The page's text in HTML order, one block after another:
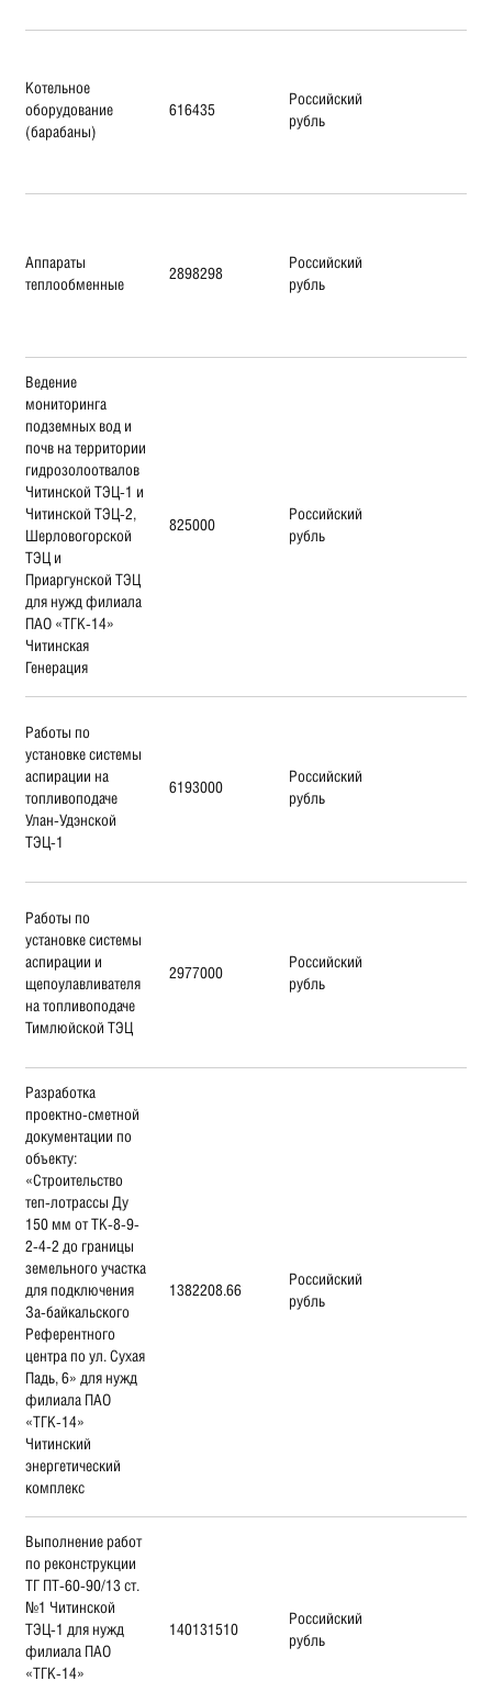
Котельное
оборудование
(барабаны)
616435
Российский
рубль
Аппараты
теплообменные
2898298
Российский
рубль
Ведение
мониторинга
подземных вод и
почв на территории
гидрозолоотвалов
Читинской ТЭЦ-1 и
Читинской ТЭЦ-2,
Шерловогорской
ТЭЦ и
Приаргунской ТЭЦ
для нужд филиала
ПАО «ТГК-14»
Читинская
Генерация
825000
Российский
рубль
Работы по
установке системы
аспирации на
топливоподаче
Улан-Удэнской
ТЭЦ-1
6193000
Российский
рубль
Работы по
установке системы
аспирации и
щепоулавливателя
на топливоподаче
Тимлюйской ТЭЦ
2977000
Российский
рубль
Разработка
проектно-сметной
документации по
объекту:
«Строительство
теп-лотрассы Ду
150 мм от ТК-8-9-
2-4-2 до границы
земельного участка
для подключения
За-байкальского
Референтного
центра по ул. Сухая
Падь, 6» для нужд
филиала ПАО
«ТГК-14»
Читинский
энергетический
комплекс
1382208.66
Российский
рубль
Выполнение работ
по реконструкции
ТГ ПТ-60-90/13 ст.
№1 Читинской
ТЭЦ-1 для нужд
филиала ПАО
«ТГК-14»
140131510
Российский
рубль